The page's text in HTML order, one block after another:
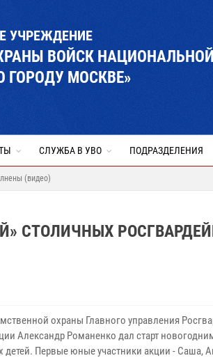
УЧРЕЖДЕНИЕ
ВОЙСК НАЦИОНАЛЬНОЙ
ГОРОДУ МОСКВЕ»
СЛУЖБА В УВО ПОДРАЗДЕЛЕНИЯ
(видео)
СТОЛИЧНЫХ
охраны Главного управления
Александр Романенко дал старт
Первые юные участники акции - Саша,